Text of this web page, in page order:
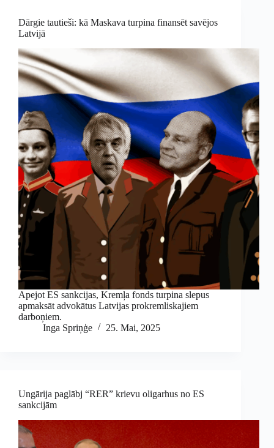
Dārgie tautieši: kā Maskava turpina finansēt savējos
Latvijā
Apejot ES sankcijas, Kremļa fonds turpina slepus
apmaksāt advokātus Latvijas prokremliskajiem
darboņiem.
Inga Spriņģe
25. Mai, 2025
Ungārija paglābj “RER” krievu oligarhus no ES
sankcijām